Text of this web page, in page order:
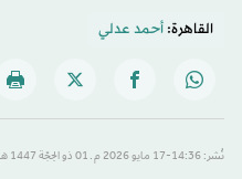
القاهرة:أحمد عدلي
نُشر: 14:36-17 مايو 2026 م ـ 01 ذو الحِجّة 1447 هـ